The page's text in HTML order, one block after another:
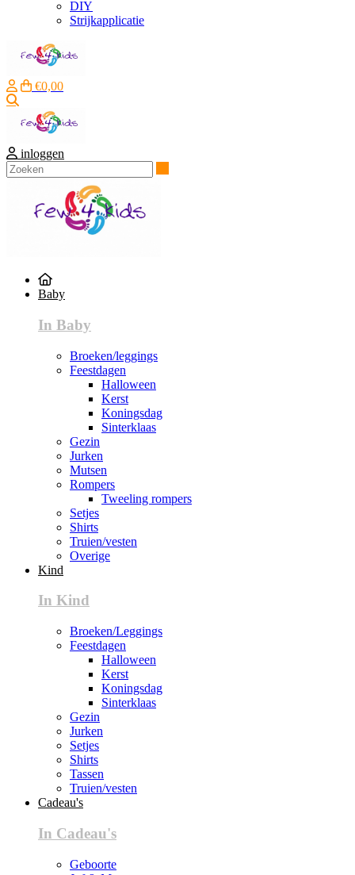
DIY
Strijkapplicatie
€0,00
inloggen
Baby
In Baby
Broeken/leggings
Feestdagen
Halloween
Kerst
Koningsdag
Sinterklaas
Gezin
Jurken
Mutsen
Rompers
Tweeling rompers
Setjes
Shirts
Truien/vesten
Overige
Kind
In Kind
Broeken/Leggings
Feestdagen
Halloween
Kerst
Koningsdag
Sinterklaas
Gezin
Jurken
Setjes
Shirts
Tassen
Truien/vesten
Cadeau's
In Cadeau's
Geboorte